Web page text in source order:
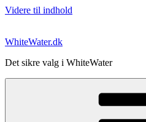
Videre til indhold
WhiteWater.dk
Det sikre valg i WhiteWater